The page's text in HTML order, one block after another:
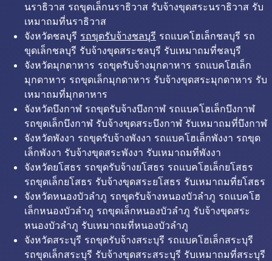
นราธิวาส รถขุดเล็กนราธิวาส รับจ้างขุดสระนราธิวาส รับ
เหมาถมที่นราธิวาส
จังหวัดชลบุรี รถขุดรับจ้างชลบุรี รถแบคโฮเล็กชลบุรี รถ
ขุดเล็กชลบุรี รับจ้างขุดสระชลบุรี รับเหมาถมที่ชลบุรี
จังหวัดมุกดาหาร รถขุดรับจ้างมุกดาหาร รถแบคโฮเล็ก
มุกดาหาร รถขุดเล็กมุกดาหาร รับจ้างขุดสระมุกดาหาร รับ
เหมาถมที่มุกดาหาร
จังหวัดบึงกาฬ รถขุดรับจ้างบึงกาฬ รถแบคโฮเล็กบึงกาฬ
รถขุดเล็กบึงกาฬ รับจ้างขุดสระบึงกาฬ รับเหมาถมที่บึงกาฬ
จังหวัดพังงา รถขุดรับจ้างพังงา รถแบคโฮเล็กพังงา รถขุด
เล็กพังงา รับจ้างขุดสระพังงา รับเหมาถมที่พังงา
จังหวัดยโสธร รถขุดรับจ้างยโสธร รถแบคโฮเล็กยโสธร
รถขุดเล็กยโสธร รับจ้างขุดสระยโสธร รับเหมาถมที่ยโสธร
จังหวัดหนองบัวลำภู รถขุดรับจ้างหนองบัวลำภู รถแบคโฮ
เล็กหนองบัวลำภู รถขุดเล็กหนองบัวลำภู รับจ้างขุดสระ
หนองบัวลำภู รับเหมาถมที่หนองบัวลำภู
จังหวัดสระบุรี รถขุดรับจ้างสระบุรี รถแบคโฮเล็กสระบุรี
รถขุดเล็กสระบุรี รับจ้างขุดสระสระบุรี รับเหมาถมที่สระบุรี